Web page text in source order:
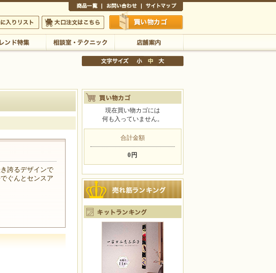
担いたします
リスト 大口注文はこちら 買い物かご
店舗案内
誇るデザインで
ぐんとセンスア
現在買い物カゴには
何も入っていません。
合計金額
0円